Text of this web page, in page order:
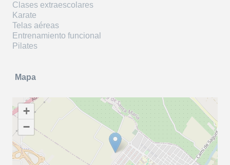
Clases extraescolares
Karate
Telas aéreas
Entrenamiento funcional
Pilates
Mapa
+
−